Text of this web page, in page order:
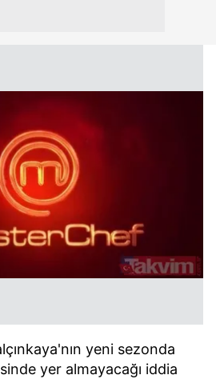
yeni sezonda
yer almayacağı iddia